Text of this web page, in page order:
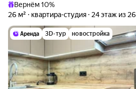
Вернём 10%
26 м²
квартира-студия 24 этаж из 26
3D-тур новостройка